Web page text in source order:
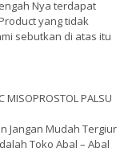
Nya terdapat
yang tidak
sebutkan di atas itu
MISOPROSTOL PALSU
Jangan Mudah Tergiur
Toko Abal – Abal